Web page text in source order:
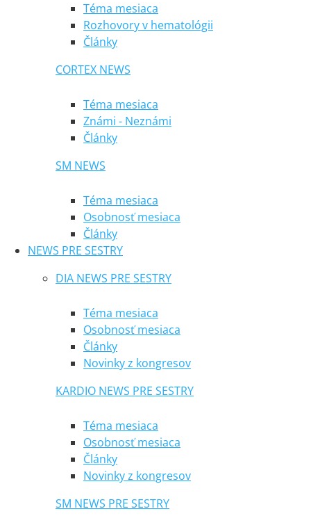
Téma mesiaca
Rozhovory v hematológii
Články
CORTEX NEWS
Téma mesiaca
Známi - Neznámi
Články
SM NEWS
Téma mesiaca
Osobnosť mesiaca
Články
NEWS PRE SESTRY
DIA NEWS PRE SESTRY
Téma mesiaca
Osobnosť mesiaca
Články
Novinky z kongresov
KARDIO NEWS PRE SESTRY
Téma mesiaca
Osobnosť mesiaca
Články
Novinky z kongresov
SM NEWS PRE SESTRY